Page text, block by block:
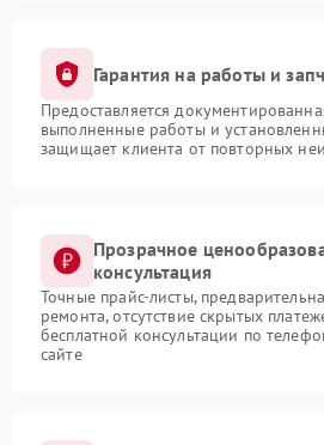
Гарантия на работы и
Предоставляется
выполненные работы и
защищает клиента от повторных
Прозрачное
консультация
Точные прайс-листы,
ремонта, отсутствие скрытых
бесплатной консультации по
сайте